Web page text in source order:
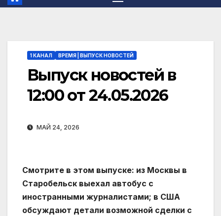
1 КАНАЛ ВРЕМЯ | ВЫПУСК НОВОСТЕЙ
Выпуск новостей в
12:00 от 24.05.2026
МАЙ 24, 2026
Смотрите в этом выпуске: из Москвы в
Старобельск выехал автобус с
иностранными журналистами; в США
обсуждают детали возможной сделки с